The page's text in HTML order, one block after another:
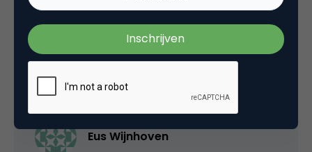
bescherming van zijn diensten halen?
17 februari 2014 om 19:24
Eus Wijnhoven